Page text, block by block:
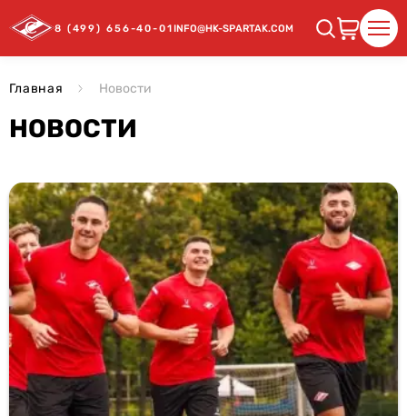
8 (499) 656-40-01INFO@HK-SPARTAK.COM
Главная Новости
НОВОСТИ